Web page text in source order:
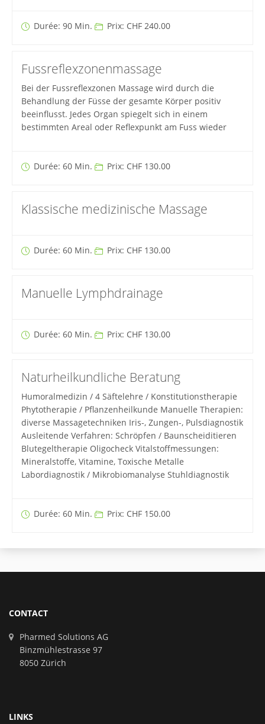
Durée: 90 Min. Prix: CHF 240.00
Fussreflexzonenmassage
Bei der Fussreflexzonen Massage wird durch die
Behandlung der Füsse der gesamte Körper positiv
beeinflusst. Jedes Organ spiegelt sich in einem
bestimmten Areal oder Reflexpunkt am Fuss wieder
Durée: 60 Min. Prix: CHF 130.00
Klassische medizinische Massage
Durée: 60 Min. Prix: CHF 130.00
Manuelle Lymphdrainage
Durée: 60 Min. Prix: CHF 130.00
Naturheilkundliche Beratung
Humoralmedizin / 4 Säftelehre / Konstitutionstherapie
Phytotherapie / Pflanzenheilkunde Manuelle Therapien:
diverse Massagetechniken Iris-, Zungen-, Pulsdiagnostik
Ausleitende Verfahren: Schröpfen / Baunscheiditieren
Blutegeltherapie Oligocheck Vitalstoffmessungen:
Mineralstoffe, Vitamine, Toxische Metalle
Labordiagnostik / Mikrobiomanalyse Stuhldiagnostik
Durée: 60 Min. Prix: CHF 150.00
CONTACT
Pharmed Solutions AG
Binzmühlestrasse 97
8050 Zürich
LINKS